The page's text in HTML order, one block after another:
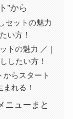
”から
セットの魅力
い方！
トの魅力 ／｜
したい方！
らスタート
れる！
ニューまと